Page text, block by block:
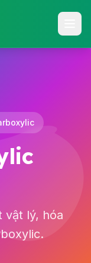
vật lý, hóa